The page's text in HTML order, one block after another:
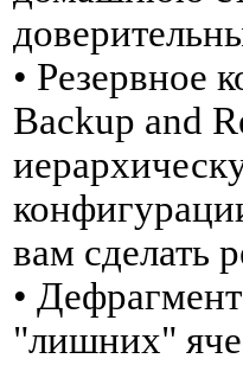
• Резервное
Backup and
вам сделать
•
"лишних"